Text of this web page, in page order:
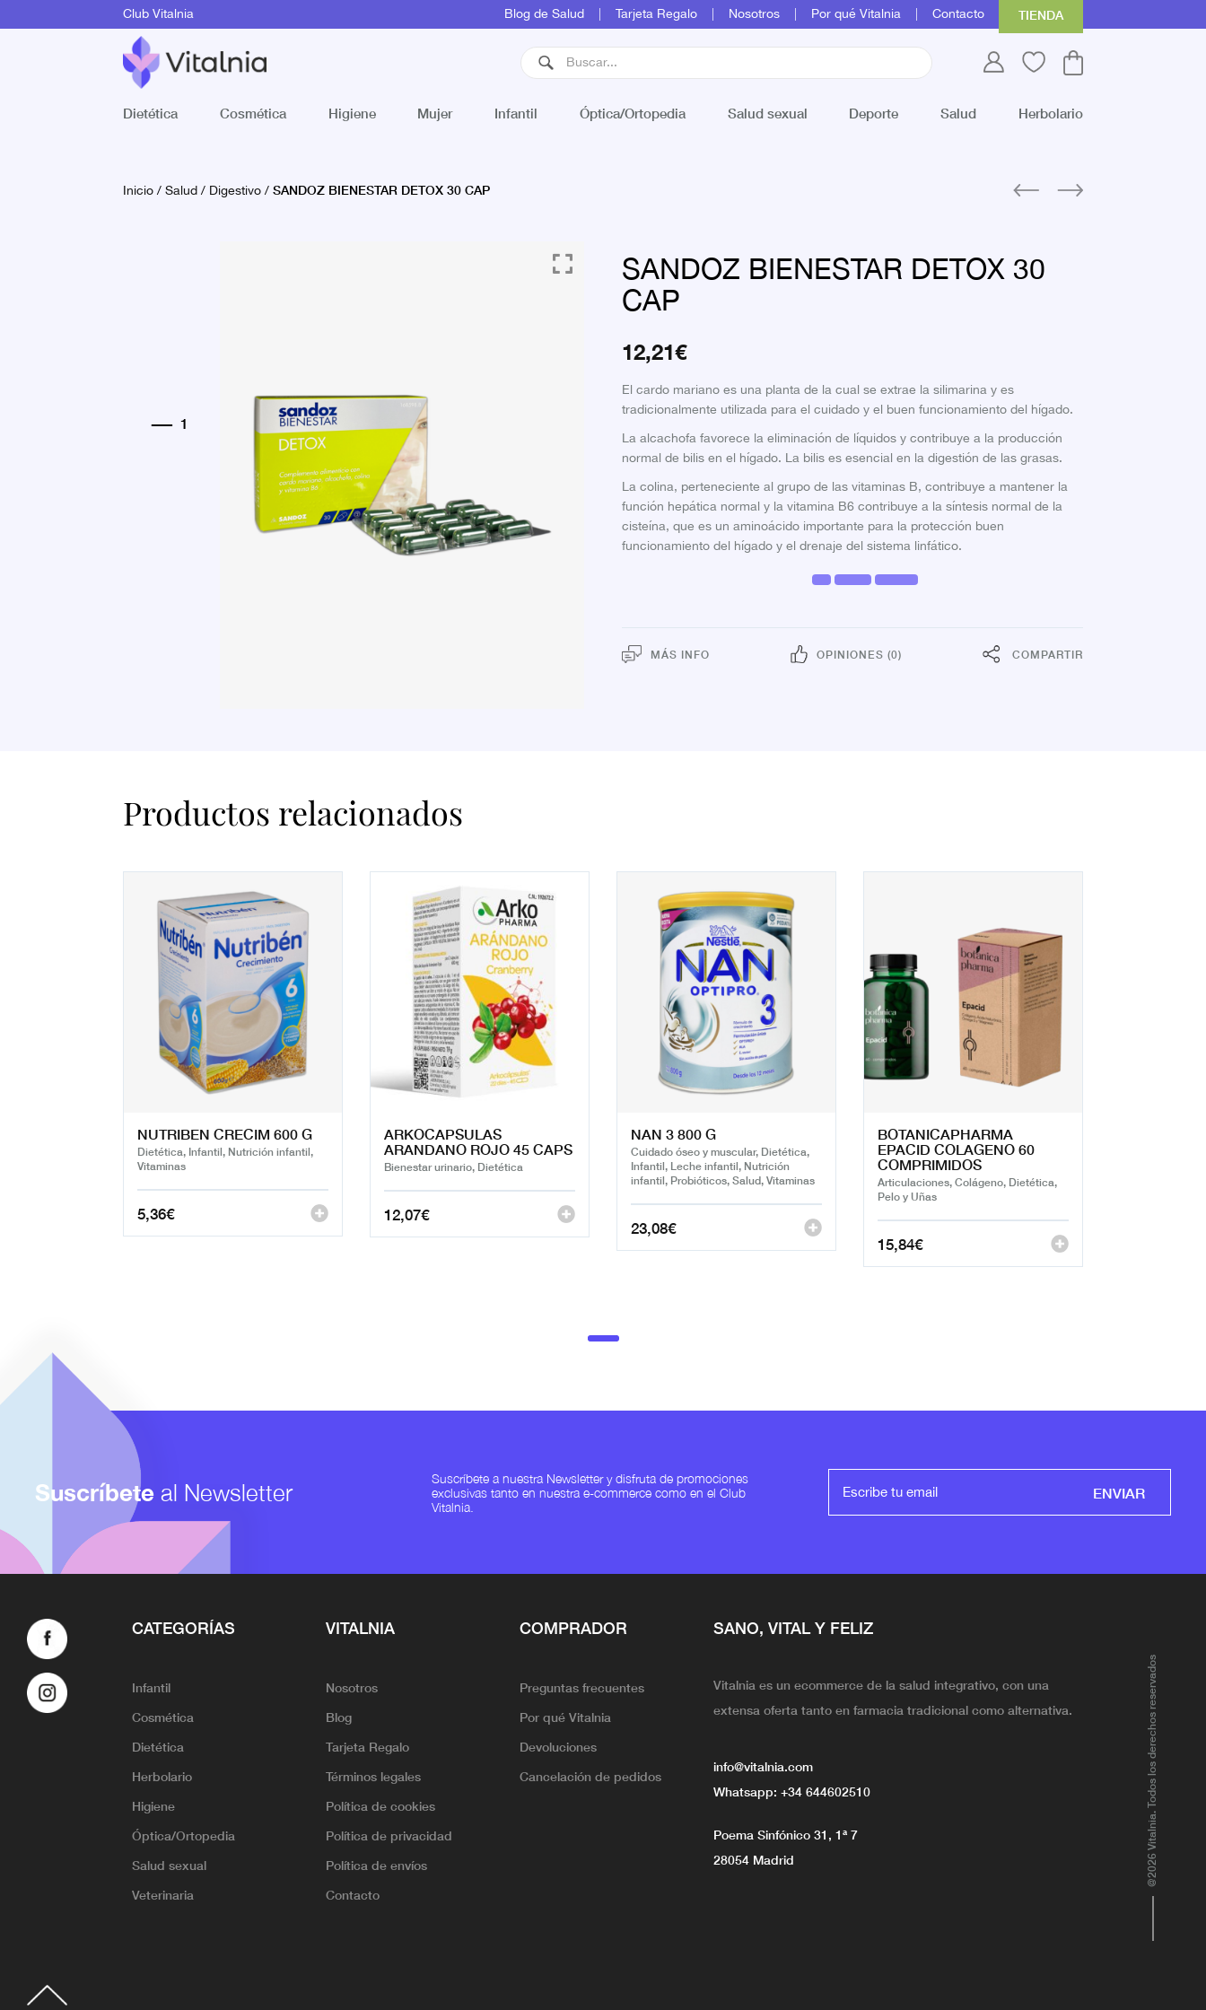
Club Vitalnia Blog de Salud Tarjeta Regalo Nosotros Por qué Vitalnia Contacto TIENDA
Dietética Cosmética Higiene Mujer Infantil Óptica/Ortopedia Salud sexual Deporte Salud Herbolario
Inicio/Salud/ Digestivo/ SANDOZ BIENESTAR DETOX 30 CAP
SANDOZ BIENESTAR DETOX 30
CAP
12,21€
El cardo mariano es una planta de la cual se extrae la silimarina y es
tradicionalmente utilizada para el cuidado y el buen funcionamiento del hígado.
La alcachofa favorece la eliminación de líquidos y contribuye a la producción
normal de bilis en el hígado. La bilis es esencial en la digestión de las grasas.
La colina, perteneciente al grupo de las vitaminas B, contribuye a mantener la
función hepática normal y la vitamina B6 contribuye a la síntesis normal de la
cisteína, que es un aminoácido importante para la protección buen
funcionamiento del hígado y el drenaje del sistema linfático.
MÁS INFO OPINIONES (0) COMPARTIR
Productos relacionados
NUTRIBEN CRECIM 600 G
Dietética, Infantil, Nutrición infantil,
Vitaminas
5,36€
ARKOCAPSULAS
ARANDANO ROJO 45 CAPS
Bienestar urinario, Dietética
12,07€
NAN 3 800 G
Cuidado óseo y muscular, Dietética,
Infantil, Leche infantil, Nutrición
infantil, Probióticos, Salud, Vitaminas
23,08€
BOTANICAPHARMA
EPACID COLAGENO 60
COMPRIMIDOS
Articulaciones, Colágeno, Dietética,
Pelo y Uñas
15,84€
Suscríbete al Newsletter
Suscríbete a nuestra Newsletter y disfruta de promociones
exclusivas tanto en nuestra e-commerce como en el Club
Vitalnia.
ENVIAR
CATEGORÍAS
Infantil
Cosmética
Dietética
Herbolario
Higiene
Óptica/Ortopedia
Salud sexual
Veterinaria
VITALNIA
Nosotros
Blog
Tarjeta Regalo
Términos legales
Política de cookies
Política de privacidad
Política de envíos
Contacto
COMPRADOR
Preguntas frecuentes
Por qué Vitalnia
Devoluciones
Cancelación de pedidos
SANO, VITAL Y FELIZ
Vitalnia es un ecommerce de la salud integrativo, con una
extensa oferta tanto en farmacia tradicional como alternativa.
info@vitalnia.com
Whatsapp: +34 644602510
Poema Sinfónico 31, 1ª 7
28054 Madrid
@2026 Vitalnia. Todos los derechos reservados